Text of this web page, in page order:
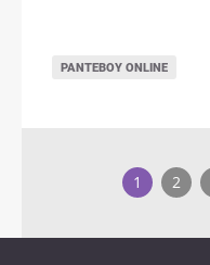
ΡΑΝΤΕΒΟΎ ONLINE
1 2